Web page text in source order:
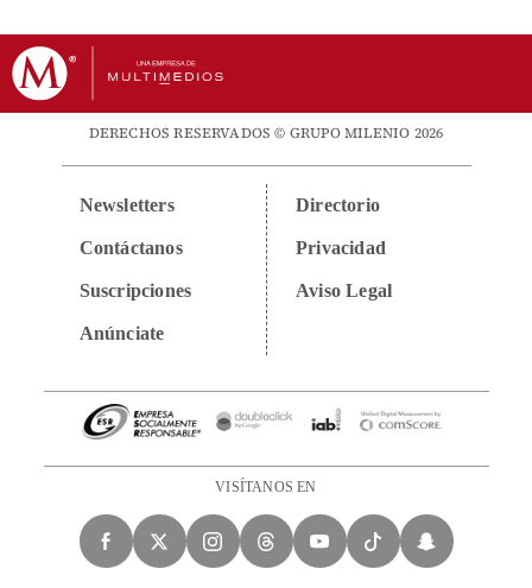
DERECHOS RESERVADOS © GRUPO MILENIO 2026
Newsletters
Contáctanos
Suscripciones
Anúnciate
Directorio
Privacidad
Aviso Legal
VISÍTANOS EN